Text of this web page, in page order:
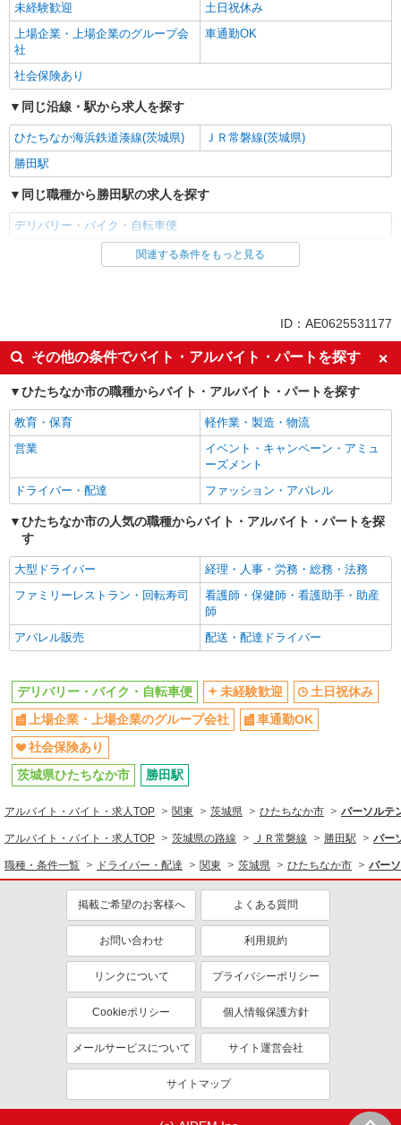
未経験歓迎
土日祝休み
上場企業・上場企業のグループ会
社
車通勤OK
社会保険あり
同じ沿線・駅から求人を探す
ひたちなか海浜鉄道湊線(茨城県)
ＪＲ常磐線(茨城県)
勝田駅
同じ職種から勝田駅の求人を探す
デリバリー・バイク・自転車便
同じ雇用形態から勝田駅の求人を探す
未経験歓迎
土日祝休み
上場企業・上場企業のグループ会
社
車通勤OK
社会保険あり
同じ職種から求人を探す
ドライバー・配達
未経験歓迎
上場企業・上場企業のグループ会
社
車通勤OK
関連する条件をもっと見る
ID：AE0625531177
その他の条件でバイト・アルバイト・パートを探す
ひたちなか市の職種からバイト・アルバイト・パートを探す
教育・保育
軽作業・製造・物流
営業
イベント・キャンペーン・アミュ
ーズメント
ドライバー・配達
ファッション・アパレル
ひたちなか市の人気の職種からバイト・アルバイト・パートを探
す
大型ドライバー
経理・人事・労務・総務・法務
ファミリーレストラン・回転寿司
看護師・保健師・看護助手・助産
師
アパレル販売
配送・配達ドライバー
デリバリー・バイク・自転車便 未経験歓迎
土日祝休み
上場企業・上場企業のグループ会社
車通勤OK
社会保険あり
茨城県ひたちなか市
勝田駅
アルバイト・バイト・求人TOP 関東 茨城県 ひたちなか市 パーソルテ
アルバイト・バイト・求人TOP 茨城県の路線 ＪＲ常磐線 勝田駅 パー
職種・条件一覧 ドライバー・配達 関東 茨城県 ひたちなか市 パー
掲載ご希望のお客様へ よくある質問
お問い合わせ 利用規約
リンクについて プライバシーポリシー
Cookieポリシー 個人情報保護方針
メールサービスについて サイト運営会社
サイトマップ